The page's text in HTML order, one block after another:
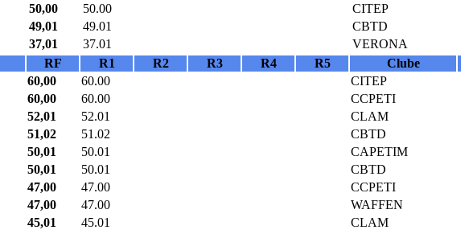
50,00 50.00
CITEP
49,01 49.01
CBTD
37,01 37.01
VERONA
RF R1 R2 R3 R4 R5
Clube
60,00 60.00
CITEP
60,00 60.00
CCPETI
52,01 52.01
CLAM
51,02 51.02
CBTD
50,01 50.01
CAPETIM
50,01 50.01
CBTD
47,00 47.00
CCPETI
47,00 47.00
WAFFEN
45,01 45.01
CLAM